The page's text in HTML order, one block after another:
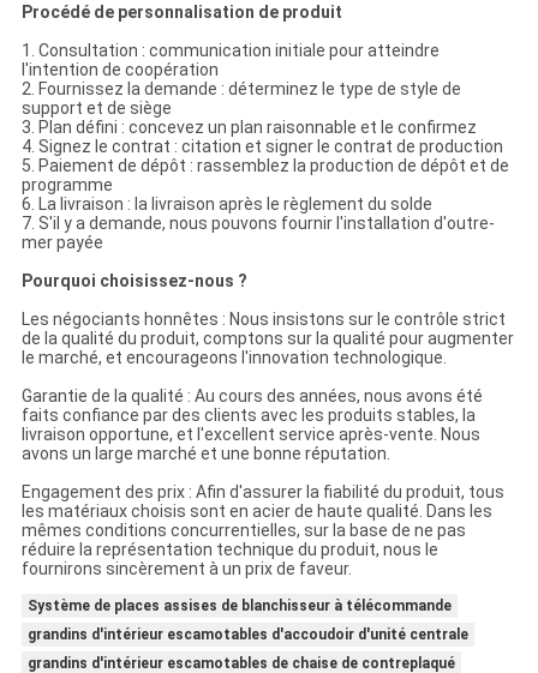
Procédé de personnalisation de produit
1. Consultation : communication initiale pour atteindre
l'intention de coopération
2. Fournissez la demande : déterminez le type de style de
support et de siège
3. Plan défini : concevez un plan raisonnable et le confirmez
4. Signez le contrat : citation et signer le contrat de production
5. Paiement de dépôt : rassemblez la production de dépôt et de
programme
6. La livraison : la livraison après le règlement du solde
7. S'il y a demande, nous pouvons fournir l'installation d'outre-
mer payée
Pourquoi choisissez-nous ?
Les négociants honnêtes : Nous insistons sur le contrôle strict
de la qualité du produit, comptons sur la qualité pour augmenter
le marché, et encourageons l'innovation technologique.
Garantie de la qualité : Au cours des années, nous avons été
faits confiance par des clients avec les produits stables, la
livraison opportune, et l'excellent service après-vente. Nous
avons un large marché et une bonne réputation.
Engagement des prix : Afin d'assurer la fiabilité du produit, tous
les matériaux choisis sont en acier de haute qualité. Dans les
mêmes conditions concurrentielles, sur la base de ne pas
réduire la représentation technique du produit, nous le
fournirons sincèrement à un prix de faveur.
Système de places assises de blanchisseur à télécommande
grandins d'intérieur escamotables d'accoudoir d'unité centrale
grandins d'intérieur escamotables de chaise de contreplaqué